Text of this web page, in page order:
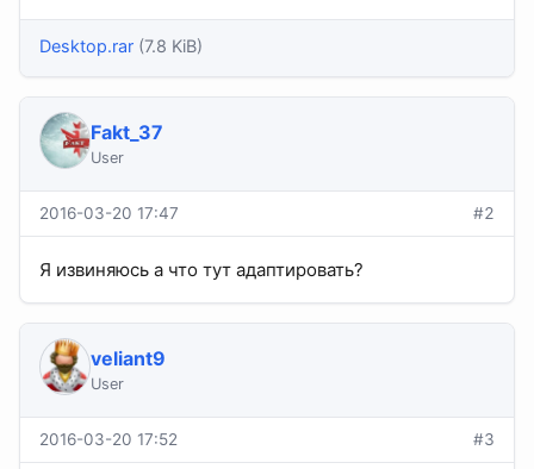
Desktop.rar (7.8 KiB)
Fakt_37
User
2016-03-20 17:47 #2
Я извиняюсь а что тут адаптировать?
veliant9
User
2016-03-20 17:52 #3